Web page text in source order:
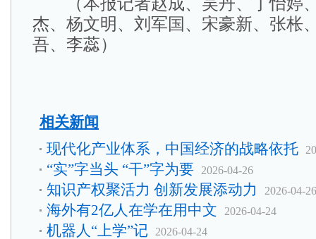
杰、杨文明、刘军国、宋豪新、张枨
吾、李蕊）
相关新闻
现代化产业体系，中国经济的战略依托
“实”字当头 “干”字为要 2026-04-26
知识产权聚活力 创新发展添动力 2026-04-26
海外有2亿人在学在用中文 2026-04-24
机器人“上学”记 2026-04-24